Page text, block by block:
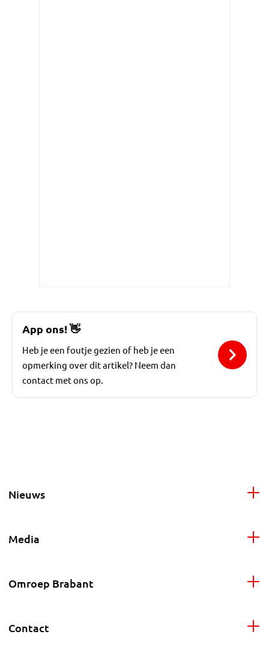
App ons!👋
Heb je een foutje gezien of heb je een
opmerking over dit artikel? Neem dan
contact met ons op.
Nieuws
Media
Omroep Brabant
Contact